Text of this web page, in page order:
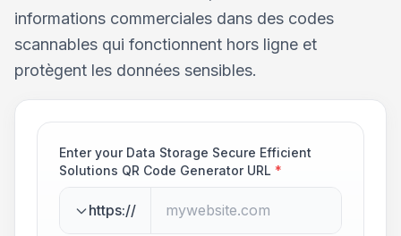
informations commerciales dans des codes
scannables qui fonctionnent hors ligne et
protègent les données sensibles.
Enter your Data Storage Secure Efficient
Solutions QR Code Generator URL *
https://